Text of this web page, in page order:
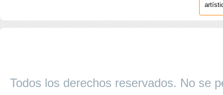
Todos los derechos reservados. No se